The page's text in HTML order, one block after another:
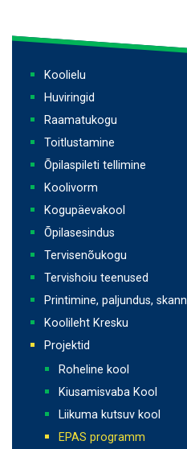
Põhinavigatsioon
Koolielu
Huviringid
Raamatukogu
Toitlustamine
Õpilaspileti tellimine
Koolivorm
Kogupäevakool
Õpilasesindus
Tervisenõukogu
Tervishoiu teenused
Printimine, paljundus, skann
Koolileht Kresku
Projektid
Roheline kool
Kiusamisvaba Kool
Liikuma kutsuv kool
EPAS programm